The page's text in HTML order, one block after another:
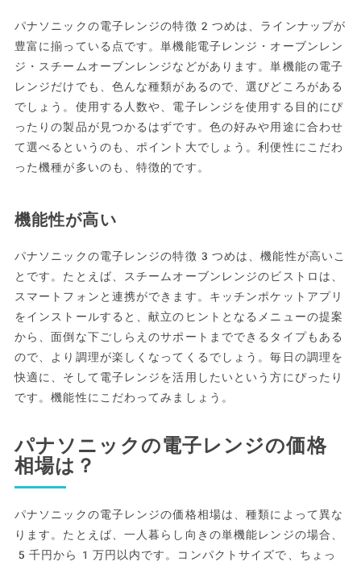
パナソニックの電子レンジの特徴2つめは、ラインナップが
豊富に揃っている点です。単機能電子レンジ・オーブンレン
ジ・スチームオーブンレンジなどがあります。単機能の電子
レンジだけでも、色んな種類があるので、選びどころがある
でしょう。使用する人数や、電子レンジを使用する目的にぴ
ったりの製品が見つかるはずです。色の好みや用途に合わせ
て選べるというのも、ポイント大でしょう。利便性にこだわ
った機種が多いのも、特徴的です。
機能性が高い
パナソニックの電子レンジの特徴3つめは、機能性が高いこ
とです。たとえば、スチームオーブンレンジのビストロは、
スマートフォンと連携ができます。キッチンポケットアプリ
をインストールすると、献立のヒントとなるメニューの提案
から、面倒な下ごしらえのサポートまでできるタイプもある
ので、より調理が楽しくなってくるでしょう。毎日の調理を
快適に、そして電子レンジを活用したいという方にぴったり
です。機能性にこだわってみましょう。
パナソニックの電子レンジの価格
相場は？
パナソニックの電子レンジの価格相場は、種類によって異な
ります。たとえば、一人暮らし向きの単機能レンジの場合、
5千円から1万円以内です。コンパクトサイズで、ちょっ